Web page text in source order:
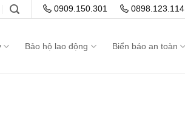
0909.150.301 0898.123.114
Bảo hộ lao động Biển báo an toàn